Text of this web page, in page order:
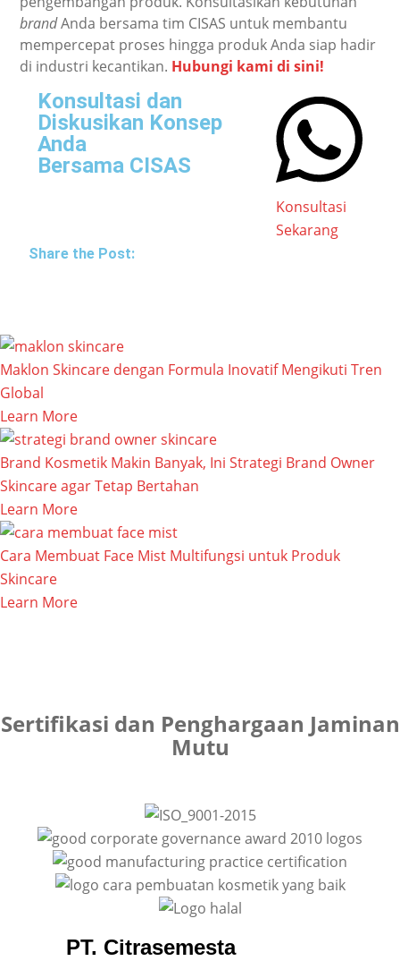
brandAnda bersama tim CISAS untuk membantu
mempercepat proses hingga produk Anda siap hadir
di industri kecantikan. Hubungi kami di sini!
Konsultasi dan
Diskusikan Konsep
Anda
Bersama CISAS
Konsultasi
Sekarang
Share the Post:
Maklon Skincare dengan Formula Inovatif Mengikuti Tren
Global
Learn More
Brand Kosmetik Makin Banyak, Ini Strategi Brand Owner
Skincare agar Tetap Bertahan
Learn More
Cara Membuat Face Mist Multifungsi untuk Produk
Skincare
Learn More
Sertifikasi dan Penghargaan Jaminan
Mutu
PT. Citrasemesta